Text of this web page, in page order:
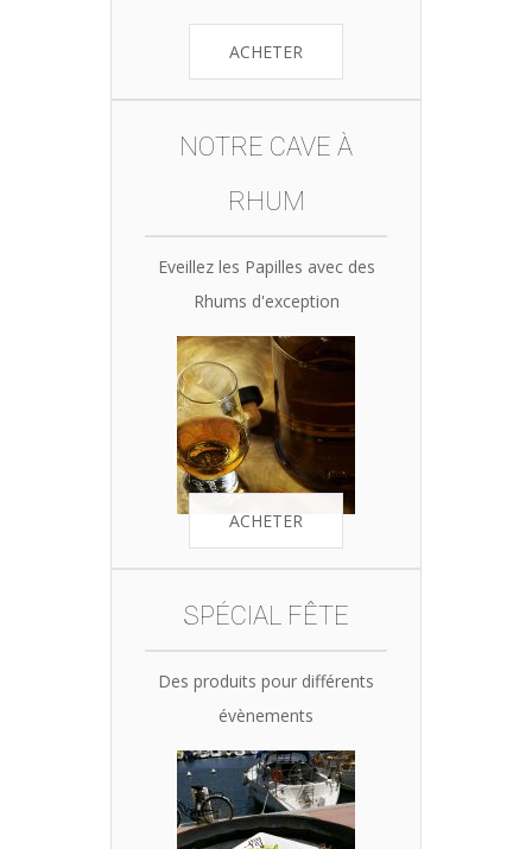
ACHETER
NOTRE CAVE À
RHUM
Eveillez les Papilles avec des
Rhums d'exception
ACHETER
SPÉCIAL FÊTE
Des produits pour différents
évènements